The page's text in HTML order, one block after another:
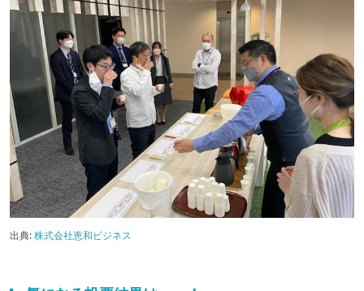
出典:株式会社恵和ビジネス